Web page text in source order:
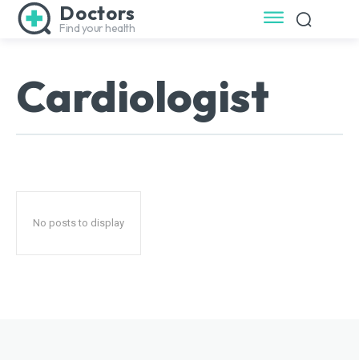
Doctors
Find your health
Cardiologist
No posts to display